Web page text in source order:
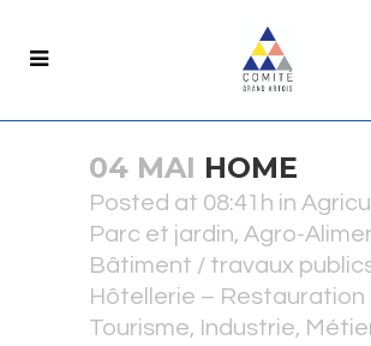
04 MAI HOME
Posted at 08:41h in
Parc et jardin, Agro-
Bâtiment / travaux
Hôtellerie – Restauration
Tourisme, Industrie,